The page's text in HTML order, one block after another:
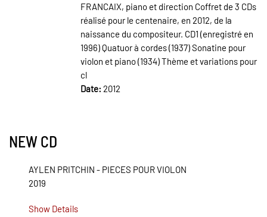
FRANCAIX, piano et direction Coffret de 3 CDs
réalisé pour le centenaire, en 2012, de la
naissance du compositeur. CD1 (enregistré en
1996) Quatuor à cordes (1937) Sonatine pour
violon et piano (1934) Thème et variations pour
cl
Date: 2012
NEW CD
AYLEN PRITCHIN - PIECES POUR VIOLON
2019
Show Details